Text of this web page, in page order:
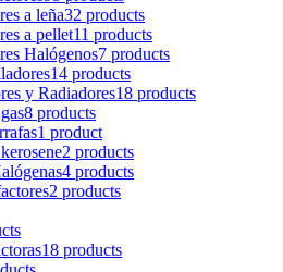
a leña32 products
a pellet11 products
Halógenos7 products
14 products
y Radiadores18 products
8 products
1 product
2 products
4 products
2 products
18 products